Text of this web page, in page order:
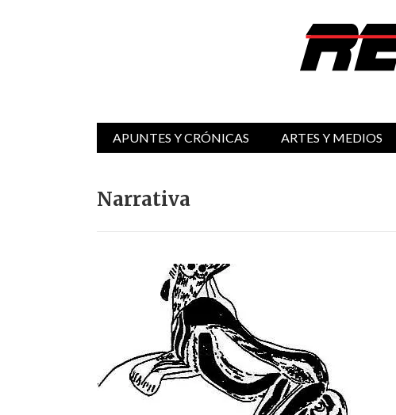
APUNTES Y CRÓNICAS ARTES Y MEDIOS
Narrativa